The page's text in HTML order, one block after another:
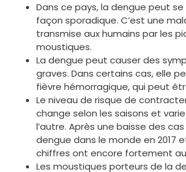
Dans ce pays, la dengue peut
façon sporadique. C’est une
transmise aux humains par les
moustiques.
La dengue peut causer des
graves. Dans certains cas, elle
fièvre hémorragique, qui peut
Le niveau de risque de
change selon les saisons et
l’autre. Après une baisse des
dengue dans le monde en 2017
chiffres ont encore fortement
Les moustiques porteurs de la